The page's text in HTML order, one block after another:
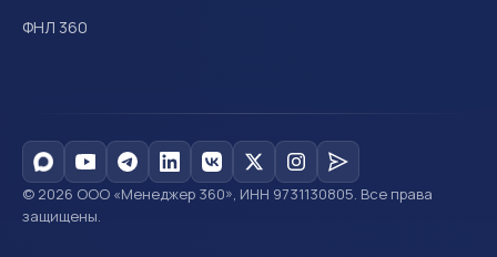
ФНЛ 360
© 2026 ООО «Менеджер 360», ИНН 9731130805. Все права
защищены.